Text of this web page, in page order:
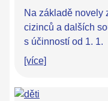
Na základě novely
cizinců a dalších
s účinností od 1. 1.
[více]